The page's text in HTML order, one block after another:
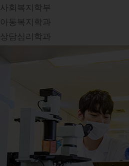
사회복지학부
아동복지학과
상담심리학과